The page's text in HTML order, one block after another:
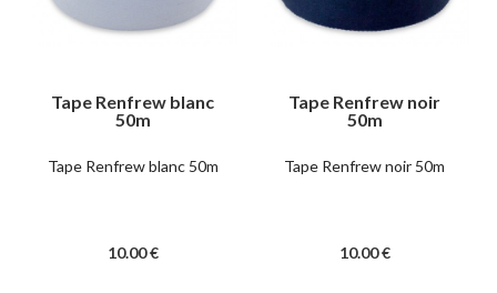
Tape Renfrew blanc
50m
Tape Renfrew blanc 50m
10.00 €
Tape Renfrew noir
50m
Tape Renfrew noir 50m
10.00 €